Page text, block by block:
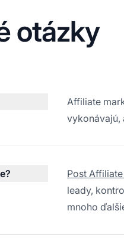
otázky
Affiliate
vykonávajú,
Post
leady,
mnoho